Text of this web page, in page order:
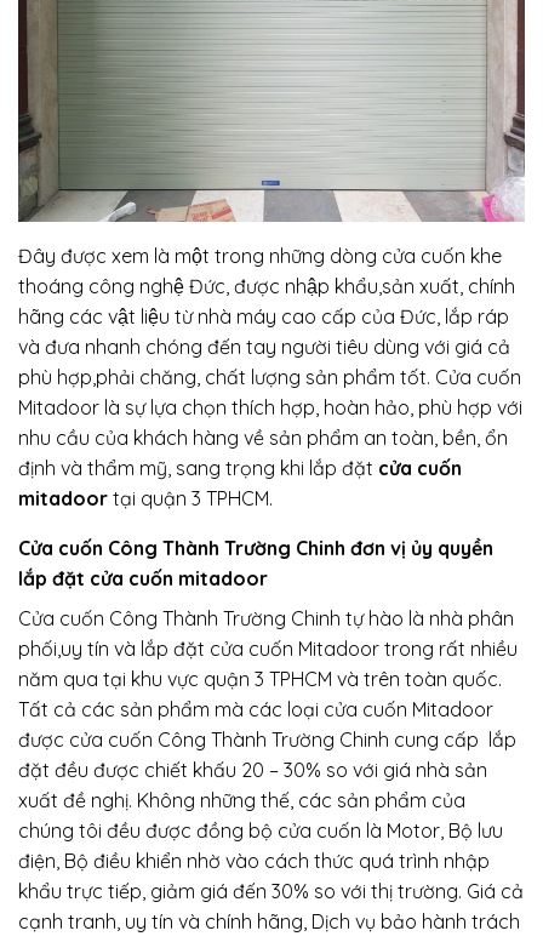
Đây được xem là một trong những dòng cửa cuốn khe
thoáng công nghệ Đức, được nhập khẩu,sản xuất, chính
hãng các vật liệu từ nhà máy cao cấp của Đức, lắp ráp
và đưa nhanh chóng đến tay người tiêu dùng với giá cả
phù hợp,phải chăng, chất lượng sản phẩm tốt. Cửa cuốn
Mitadoor là sự lựa chọn thích hợp, hoàn hảo, phù hợp với
nhu cầu của khách hàng về sản phẩm an toàn, bền, ổn
định và thẩm mỹ, sang trọng khi lắp đặt cửa cuốn
mitadoor tại quận 3 TPHCM.
Cửa cuốn Công Thành Trường Chinh đơn vị ủy quyền
lắp đặt cửa cuốn mitadoor
Cửa cuốn Công Thành Trường Chinh tự hào là nhà phân
phối,uy tín và lắp đặt cửa cuốn Mitadoor trong rất nhiều
năm qua tại khu vực quận 3 TPHCM và trên toàn quốc.
Tất cả các sản phẩm mà các loại cửa cuốn Mitadoor
được cửa cuốn Công Thành Trường Chinh cung cấp lắp
đặt đều được chiết khấu 20 – 30% so với giá nhà sản
xuất đề nghị. Không những thế, các sản phẩm của
chúng tôi đều được đồng bộ cửa cuốn là Motor, Bộ lưu
điện, Bộ điều khiển nhờ vào cách thức quá trình nhập
khẩu trực tiếp, giảm giá đến 30% so với thị trường. Giá cả
cạnh tranh, uy tín và chính hãng, Dịch vụ bảo hành trách